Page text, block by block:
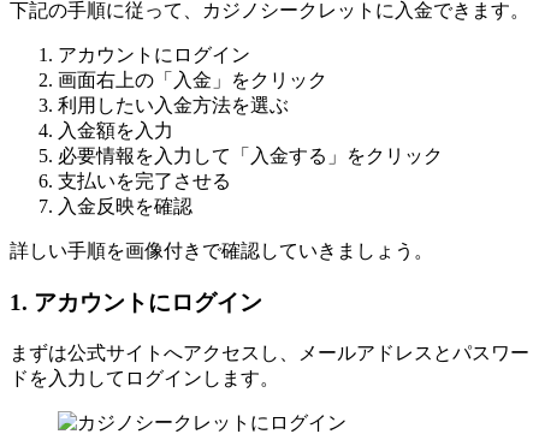
下記の手順に従って、カジノシークレットに入金できます。
アカウントにログイン
画面右上の「入金」をクリック
利用したい入金方法を選ぶ
入金額を入力
必要情報を入力して「入金する」をクリック
支払いを完了させる
入金反映を確認
詳しい手順を画像付きで確認していきましょう。
1. アカウントにログイン
まずは公式サイトへアクセスし、メールアドレスとパスワー
ドを入力してログインします。